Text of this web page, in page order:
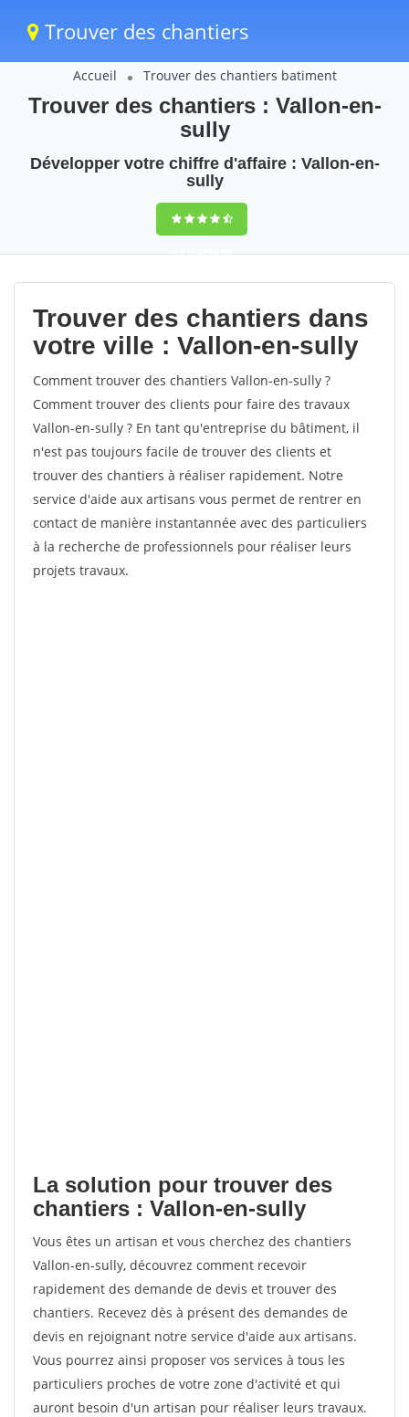
Trouver des chantiers
Accueil Trouver des chantiers batiment
Trouver des chantiers : Vallon-en-
sully
Développer votre chiffre d'affaire : Vallon-en-
sully
9,5(100%)48
votes
Trouver des chantiers dans
votre ville : Vallon-en-sully
Comment trouver des chantiers Vallon-en-sully ?
Comment trouver des clients pour faire des travaux
Vallon-en-sully ? En tant qu'entreprise du bâtiment, il
n'est pas toujours facile de trouver des clients et
trouver des chantiers à réaliser rapidement. Notre
service d'aide aux artisans vous permet de rentrer en
contact de manière instantannée avec des particuliers
à la recherche de professionnels pour réaliser leurs
projets travaux.
La solution pour trouver des
chantiers : Vallon-en-sully
Vous êtes un artisan et vous cherchez des chantiers
Vallon-en-sully, découvrez comment recevoir
rapidement des demande de devis et trouver des
chantiers. Recevez dès à présent des demandes de
devis en rejoignant notre service d'aide aux artisans.
Vous pourrez ainsi proposer vos services à tous les
particuliers proches de votre zone d'activité et qui
auront besoin d'un artisan pour réaliser leurs travaux.